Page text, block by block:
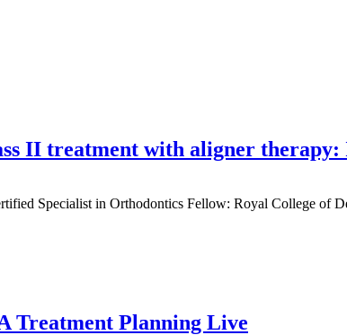
II treatment with aligner
Specialist in Orthodontics Fellow: Royal College of
Treatment Planning Live